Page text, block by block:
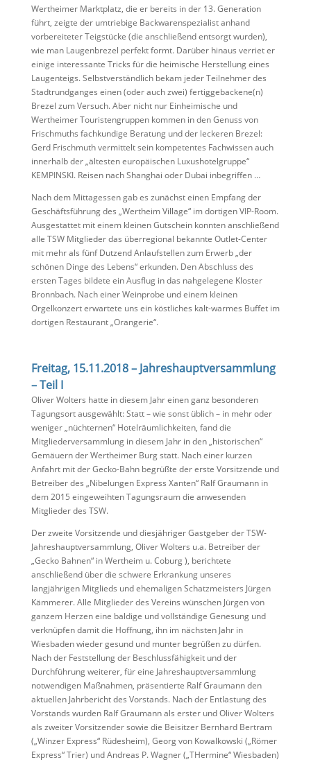
Wertheimer Marktplatz, die er bereits in der 13. Generation
führt, zeigte der umtriebige Backwarenspezialist anhand
vorbereiteter Teigstücke (die anschließend entsorgt wurden),
wie man Laugenbrezel perfekt formt. Darüber hinaus verriet er
einige interessante Tricks für die heimische Herstellung eines
Laugenteigs. Selbstverständlich bekam jeder Teilnehmer des
Stadtrundganges einen (oder auch zwei) fertiggebackene(n)
Brezel zum Versuch. Aber nicht nur Einheimische und
Wertheimer Touristengruppen kommen in den Genuss von
Frischmuths fachkundige Beratung und der leckeren Brezel:
Gerd Frischmuth vermittelt sein kompetentes Fachwissen auch
innerhalb der „ältesten europäischen Luxushotelgruppe“
KEMPINSKI. Reisen nach Shanghai oder Dubai inbegriffen …
Nach dem Mittagessen gab es zunächst einen Empfang der
Geschäftsführung des „Wertheim Village“ im dortigen VIP-Room.
Ausgestattet mit einem kleinen Gutschein konnten anschließend
alle TSW Mitglieder das überregional bekannte Outlet-Center
mit mehr als fünf Dutzend Anlaufstellen zum Erwerb „der
schönen Dinge des Lebens“ erkunden. Den Abschluss des
ersten Tages bildete ein Ausflug in das nahgelegene Kloster
Bronnbach. Nach einer Weinprobe und einem kleinen
Orgelkonzert erwartete uns ein köstliches kalt-warmes Buffet im
dortigen Restaurant „Orangerie“.
Freitag, 15.11.2018 – Jahreshauptversammlung
– Teil I
Oliver Wolters hatte in diesem Jahr einen ganz besonderen
Tagungsort ausgewählt: Statt – wie sonst üblich – in mehr oder
weniger „nüchternen“ Hotelräumlichkeiten, fand die
Mitgliederversammlung in diesem Jahr in den „historischen“
Gemäuern der Wertheimer Burg statt. Nach einer kurzen
Anfahrt mit der Gecko-Bahn begrüßte der erste Vorsitzende und
Betreiber des „Nibelungen Express Xanten“ Ralf Graumann in
dem 2015 eingeweihten Tagungsraum die anwesenden
Mitglieder des TSW.
Der zweite Vorsitzende und diesjähriger Gastgeber der TSW-
Jahreshauptversammlung, Oliver Wolters u.a. Betreiber der
„Gecko Bahnen“ in Wertheim u. Coburg ), berichtete
anschließend über die schwere Erkrankung unseres
langjährigen Mitglieds und ehemaligen Schatzmeisters Jürgen
Kämmerer. Alle Mitglieder des Vereins wünschen Jürgen von
ganzem Herzen eine baldige und vollständige Genesung und
verknüpfen damit die Hoffnung, ihn im nächsten Jahr in
Wiesbaden wieder gesund und munter begrüßen zu dürfen.
Nach der Feststellung der Beschlussfähigkeit und der
Durchführung weiterer, für eine Jahreshauptversammlung
notwendigen Maßnahmen, präsentierte Ralf Graumann den
aktuellen Jahrbericht des Vorstands. Nach der Entlastung des
Vorstands wurden Ralf Graumann als erster und Oliver Wolters
als zweiter Vorsitzender sowie die Beisitzer Bernhard Bertram
(„Winzer Express“ Rüdesheim), Georg von Kowalkowski („Römer
Express“ Trier) und Andreas P. Wagner („THermine“ Wiesbaden)